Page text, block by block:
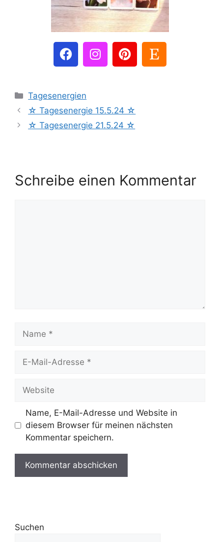
Tagesenergien
☆ Tagesenergie 15.5.24 ☆
☆ Tagesenergie 21.5.24 ☆
Schreibe einen Kommentar
Name, E-Mail-Adresse und Website in
diesem Browser für meinen nächsten
Kommentar speichern.
Suchen